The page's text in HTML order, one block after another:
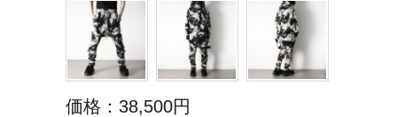
価格：38,500円